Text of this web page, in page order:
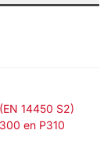
14450 S2)
en P310